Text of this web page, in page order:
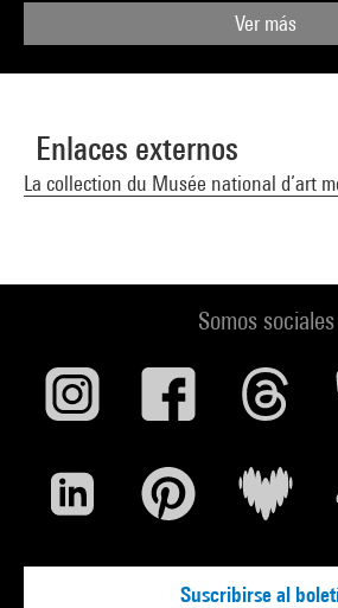
Ver más
Enlaces externos
La collection du Musée national d’art
Somos sociales
Suscribirse al